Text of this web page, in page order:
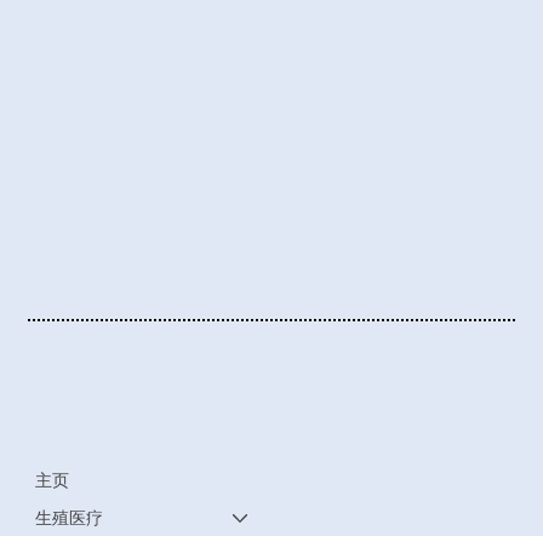
主页
生殖医疗